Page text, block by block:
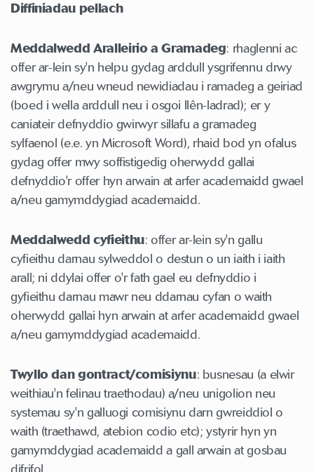
Diffiniadau pellach
Meddalwedd Aralleirio a Gramadeg: rhaglenni ac
offer ar-lein sy'n helpu gydag arddull ysgrifennu drwy
awgrymu a/neu wneud newidiadau i ramadeg a geiriad
(boed i wella arddull neu i osgoi llên-ladrad); er y
caniateir defnyddio gwirwyr sillafu a gramadeg
sylfaenol (e.e. yn Microsoft Word), rhaid bod yn ofalus
gydag offer mwy soffistigedig oherwydd gallai
defnyddio'r offer hyn arwain at arfer academaidd gwael
a/neu gamymddygiad academaidd.
Meddalwedd cyfieithu: offer ar-lein sy'n gallu
cyfieithu darnau sylweddol o destun o un iaith i iaith
arall; ni ddylai offer o'r fath gael eu defnyddio i
gyfieithu darnau mawr neu ddarnau cyfan o waith
oherwydd gallai hyn arwain at arfer academaidd gwael
a/neu gamymddygiad academaidd.
Twyllo dan gontract/comisiynu: busnesau (a elwir
weithiau'n felinau traethodau) a/neu unigolion neu
systemau sy'n galluogi comisiynu darn gwreiddiol o
waith (traethawd, atebion codio etc); ystyrir hyn yn
gamymddygiad academaidd a gall arwain at gosbau
difrifol.